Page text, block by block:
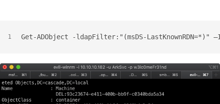
1 Get-ADObject -ldapFilter:"(msDS-LastKnownRDN=*)"